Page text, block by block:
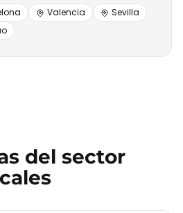
Valencia
Sevilla
del sector